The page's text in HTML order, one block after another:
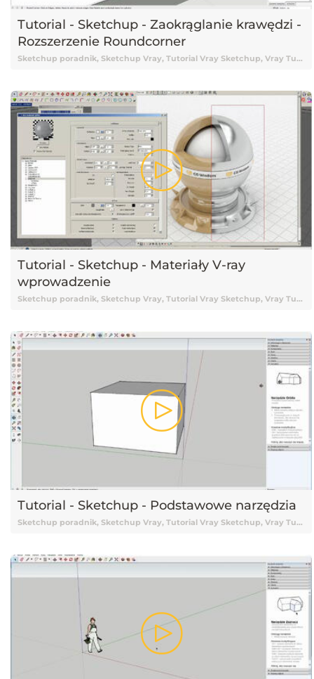
Tutorial - Sketchup - Zaokrąglanie krawędzi -
Rozszerzenie Roundcorner
Sketchup poradnik, Sketchup Vray, Tutorial Vray Sketchup, Vray Tutorial, Vray, Vray Sketchup tutorial, Vray Tutorial Sketchup, Renderowanie Vray, Sketchup 2015, Tutorial Sketchup, Sketchup Tutorial, Tutorial Sketchup Vray, Tutorial online Sketchup, Tutorial Sketchup online, Nauka Sketchup, Sketchup Nauka, Sketchup od podstaw, Podstawy Sketchup, Renderowanie w Sketchup, Wizualizacje w Sketchup, Render, Renderowanie, Rendery, Sketchup podstawy, Vray 2.0, Vray, V-ray, Tutorial V-ray, Tutorial Vray online, Darmowy kurs Sketchup, Sketchup tutorial Vray, Tutorial, Tutoriale, Darmowy tutorial, Tutorial Sketchup po polsku, Tutorial Sketchup pl, Sketchup tutorial polski, Sketchup tutorial po polsku, Sketchup tutorial pl, Tutorial Sketchup polski, Roundcorner, Roundcorners, Wtyczka sketchup, Wtyczki Sketchup, Plugin Sketchup, Sketchup Plugin, Rozszerzenie Sketchup, Roundcorner Sketchup, Zaokrąglanie krawędzi
Tutorial - Sketchup - Materiały V-ray
wprowadzenie
Sketchup poradnik, Sketchup Vray, Tutorial Vray Sketchup, Vray Tutorial, Vray, Vray Sketchup tutorial, Vray Tutorial Sketchup, Renderowanie Vray, Sketchup 2015, Tutorial Sketchup, Sketchup Tutorial, Tutorial Sketchup Vray, Tutorial online Sketchup, Tutorial Sketchup online, Nauka Sketchup, Sketchup Nauka, Sketchup od podstaw, Podstawy Sketchup, Renderowanie w Sketchup, Wizualizacje w Sketchup, Render, Renderowanie, Rendery, Sketchup podstawy, Vray 2.0, Vray, V-ray, Tutorial V-ray, Tutorial Vray online, Darmowy kurs Sketchup, Sketchup tutorial Vray, Tutorial, Tutoriale, Darmowy tutorial, Tutorial Sketchup po polsku, Tutorial Sketchup pl, Sketchup tutorial polski, Sketchup tutorial po polsku, Sketchup tutorial pl, Tutorial Sketchup polski, Materiały Vray Sketchup, Sketchup materiały, Materiały V-ray, Materiały Vray, Vray Materiały, Sketchup materiały Vray, Sketchup Vray materiały, Ustawienia materiałów Vray
Tutorial - Sketchup - Podstawowe narzędzia
Sketchup poradnik, Sketchup Vray, Tutorial Vray Sketchup, Vray Tutorial, Vray, Vray Sketchup tutorial, Vray Tutorial Sketchup, Sketchup 2015, Tutorial Sketchup, Sketchup Tutorial, Tutorial Sketchup Vray, Tutorial online Sketchup, Tutorial Sketchup online, Nauka Sketchup, Sketchup Nauka, Sketchup od podstaw, Podstawy Sketchup, Sketchup podstawy, Darmowy kurs Sketchup, Sketchup tutorial Vray, Tutorial, Tutoriale, Darmowy tutorial, Tutorial Sketchup po polsku, Tutorial Sketchup pl, Sketchup tutorial polski, Sketchup tutorial po polsku, Sketchup tutorial pl, Tutorial Sketchup polski, Narzędzia, Narzędzia Sketchup, Podstawowe narzędzia Sketchup